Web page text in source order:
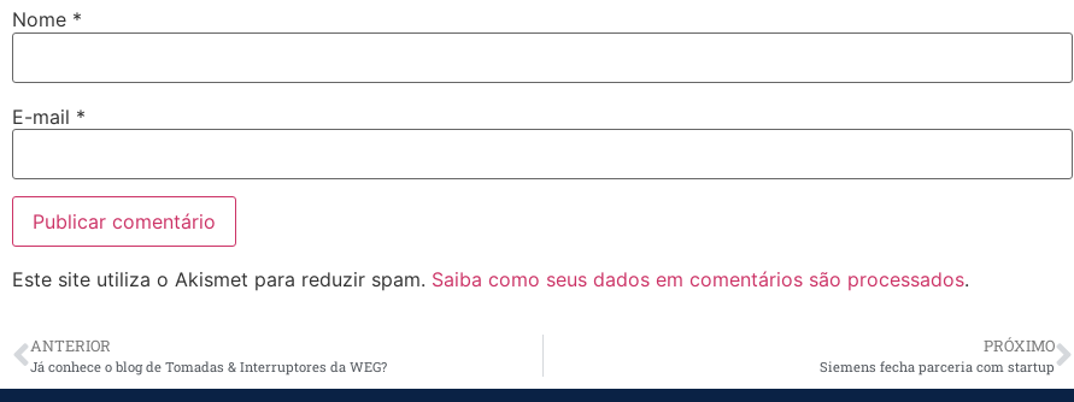
Nome *
E-mail *
Este site utiliza o Akismet para reduzir spam. Saiba como seus dados em comentários são processados.
ANTERIOR
Já conhece o blog de Tomadas & Interruptores da WEG?
PRÓXIMO
Siemens fecha parceria com startup